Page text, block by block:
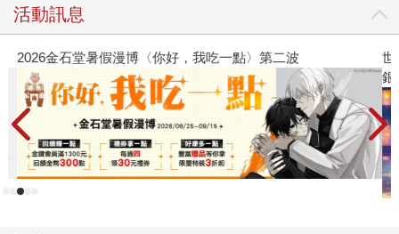
活動訊息
2026金石堂暑假漫博〈你好，我吃一點〉第二波
世
銀